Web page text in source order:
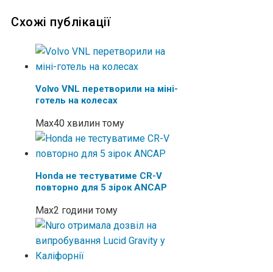
Схожі публікації
Volvo VNL перетворили на міні-
готель на колесах
Max40 хвилин тому
Honda не тестуватиме CR-V
повторно для 5 зірок ANCAP
Max2 години тому